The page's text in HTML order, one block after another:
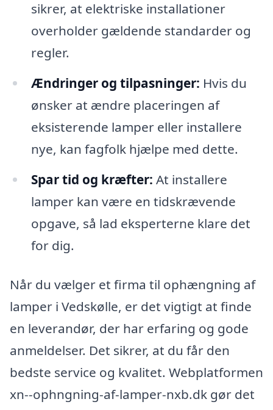
sikrer, at elektriske installationer
overholder gældende standarder og
regler.
Ændringer og tilpasninger: Hvis du
ønsker at ændre placeringen af
eksisterende lamper eller installere
nye, kan fagfolk hjælpe med dette.
Spar tid og kræfter: At installere
lamper kan være en tidskrævende
opgave, så lad eksperterne klare det
for dig.
Når du vælger et firma til ophængning af
lamper i Vedskølle, er det vigtigt at finde
en leverandør, der har erfaring og gode
anmeldelser. Det sikrer, at du får den
bedste service og kvalitet. Webplatformen
xn--ophngning-af-lamper-nxb.dk gør det